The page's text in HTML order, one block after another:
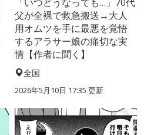
父が全裸で救急搬送→大人
用オムツを手に最悪を覚悟
するアラサー娘の痛切な実
情【作者に聞く】
全国
2026年5月10日 17:35 更新